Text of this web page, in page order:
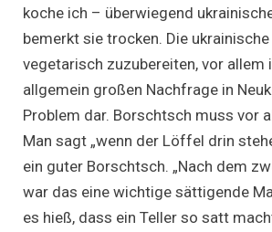
koche ich – überwiegend
bemerkt sie trocken. Die ukrainische
vegetarisch zuzubereiten, vor allem
allgemein großen Nachfrage in
Problem dar. Borschtsch muss vor
Man sagt „wenn der Löffel drin
ein guter Borschtsch. „Nach dem
war das eine wichtige sättigende
es hieß, dass ein Teller so satt